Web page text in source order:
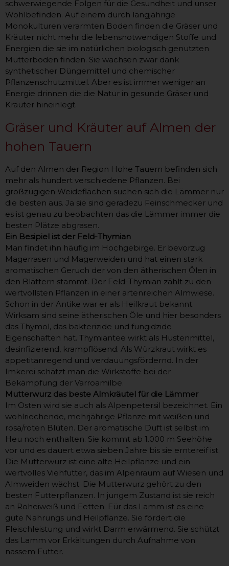
schwerwiegende Folgen für die Gesundheit und unser
Wohlbefinden. Auf einem durch langjährige
Monokulturen verarmten Boden finden die Gräser und
Kräuter nicht mehr die lebensnotwendigen Stoffe und
Energien die sie im natürlichen biologisch genutzten
Mutterboden finden. Sie wachsen zwar dank
synthetischer Düngemittel und chemischer
Pflanzenschutzmittel. Aber es ist immer weniger an
Energie drinnen die die Natur in gesunde Gräser und
Kräuter hineinlegt.
Gräser und Kräuter auf Almen der
hohen Tauern
Auf den Almen der Region Hohe Tauern befinden sich
mehr als hundert verschiedene Pflanzen. Bei
großzügigen Weideflächen suchen sich die Lämmer nur
die besten aus. Ja sie sind geradezu Feinschmecker und
es ist genau zu beobachten das die Lämmer immer die
besten Plätze abgrasen.
Ein Besipiel ist der Feld-Thymian
Man findet ihn häufig im Hochgebirge. Er bevorzug
Magerrasen und Magerweiden und hat einen stark
aromatischen Geruch der von den ätherischen Ölen in
den Blättern stammt. Der Feld-Thymian zählt zu den
wertvollsten Pflanzen in einer artenreichen Almwiese.
Schon in der Antike war er als Heilkraut bekannt.
Wirksam sind seine ätherischen Öle und hier besonders
das Thymol, das bakterizide und fungidzide
Eigenschaften hat. Thymiantee wirkt als Hustenmittel,
desinfizierend, krampflösend. Als Würzkraut wirkt es
appetitanregend und verdauungsfördernd. In der
Imkerei schätzt man die Wirkstoffe bei der
Bekämpfung der Varroamilbe.
Mutterwurz das beste Almkräutel für die Lämmer
Im Osten wird sie auch als Alpenpetersil bezeichnet. Ein
wohlriechende, mehrjährige Pflanze mit weißen und
rosa/roten Blüten. Der aromatische Duft ist selbst im
Heu noch enthalten. Sie kommt ab 1.000 m Seehöhe
vor und es dauert etwa sieben Jahre bis sie erntereif ist.
Die Mutterwurz ist eine alte Heilpflanze und ein
wertvolles Viehfutter, das im Alpenraum auf Wiesen und
Almweiden wächst. Die Mutterwurz gehört zu den
besten Futterpflanzen. In jungem Zustand ist sie reich
an Roheiweiß und Fetten. Für das Lamm ist es eine
gute Nahrungs und Heilpflanze. Sie fördert die
Fleischleistung und wirkt Darm erwärmend. Sie schützt
das Lamm vor Erkältungen durch Aufnahme von
nassem Futter.